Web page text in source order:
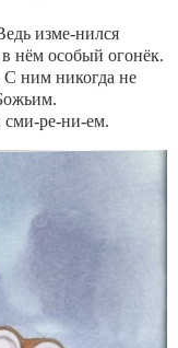
изме-нился
нём особый огонёк.
ним никогда не
сми-ре-ни-ем.